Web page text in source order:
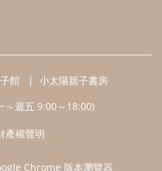
公司 版權所有 ©